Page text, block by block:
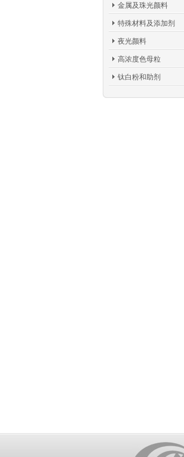
金属及珠光颜料
特殊材料及添加剂
夜光颜料
高浓度色母粒
钛白粉和助剂